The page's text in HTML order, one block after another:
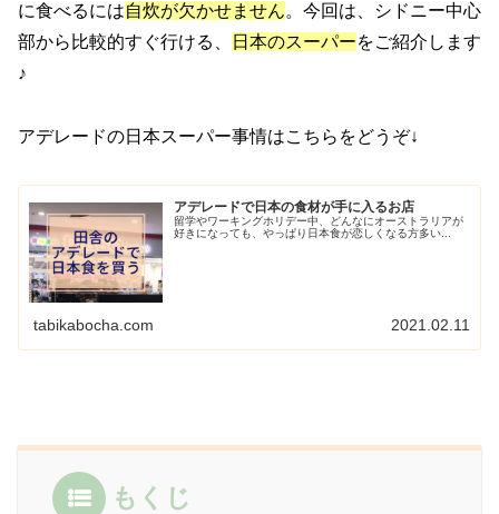
に食べるには自炊が欠かせません。今回は、シドニー中心
部から比較的すぐ行ける、
日本のスーパーをご紹介します
♪
アデレードの日本スーパー事情はこちらをどうぞ↓
アデレードで日本の食材が手に入るお店
留学やワーキングホリデー中、どんなにオーストラリアが
好きになっても、やっぱり日本食が恋しくなる方多い...
tabikabocha.com 2021.02.11
もくじ